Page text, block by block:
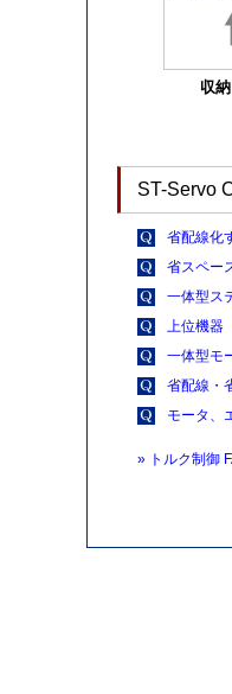
収
ST-Servo
省配線化
省スペー
一体型ス
上位機
一体型モ
省配線・
モータ、
» トルク制御